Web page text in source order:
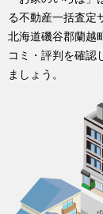
る不動産一括査定
北海道磯谷郡蘭越
コミ・評判を確認
ましょう。